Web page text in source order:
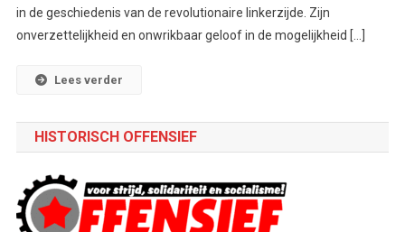
in de geschiedenis van de revolutionaire linkerzijde. Zijn
onverzettelijkheid en onwrikbaar geloof in de mogelijkheid […]
Lees verder
HISTORISCH OFFENSIEF